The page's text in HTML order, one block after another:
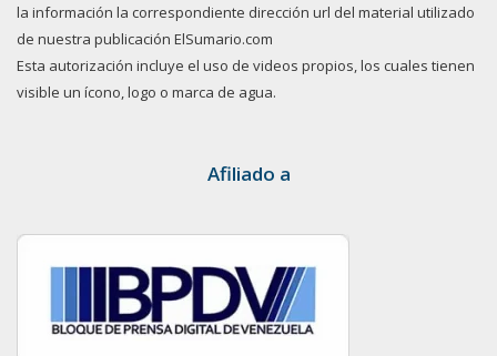
la información la correspondiente dirección url del material utilizado
de nuestra publicación ElSumario.com
Esta autorización incluye el uso de videos propios, los cuales tienen
visible un ícono, logo o marca de agua.
Afiliado a